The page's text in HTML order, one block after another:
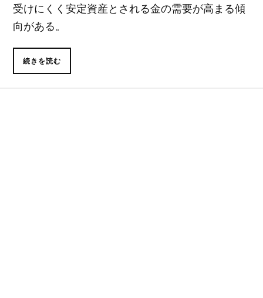
受けにくく安定資産とされる金の需要が高まる傾
向がある。
続きを読む